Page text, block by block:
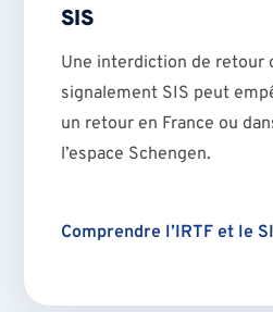
SIS
Une interdiction de retour
signalement SIS peut
un retour en France ou
l’espace Schengen.
Comprendre l’IRTF et le